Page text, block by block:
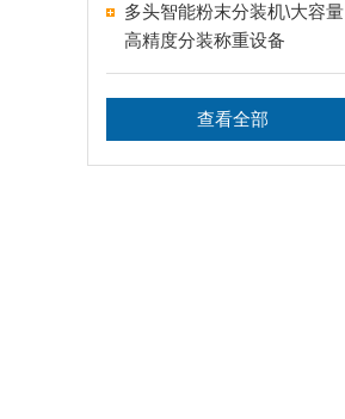
多头智能粉末分装机\大容量
高精度分装称重设备
查看全部